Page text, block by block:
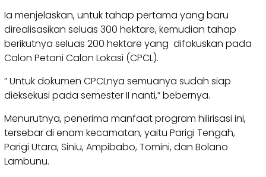
Ia menjelaskan, untuk tahap pertama yang baru
direalisasikan seluas 300 hektare, kemudian tahap
berikutnya seluas 200 hektare yang difokuskan pada
Calon Petani Calon Lokasi (CPCL).
” Untuk dokumen CPCLnya semuanya sudah siap
dieksekusi pada semester II nanti,” bebernya.
Menurutnya, penerima manfaat program hilirisasi ini,
tersebar di enam kecamatan, yaitu Parigi Tengah,
Parigi Utara, Siniu, Ampibabo, Tomini, dan Bolano
Lambunu.